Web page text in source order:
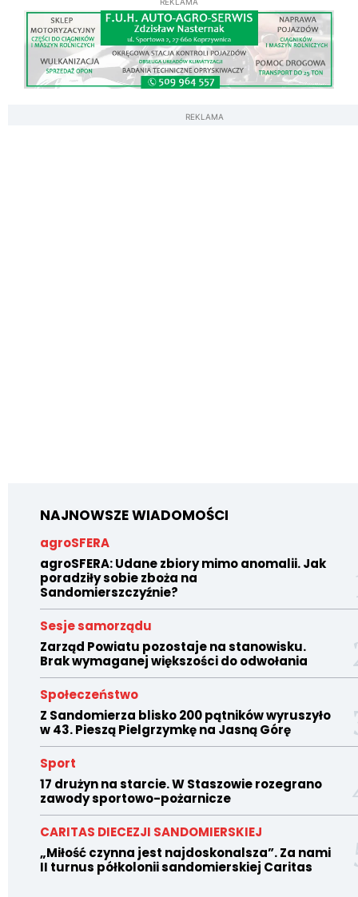
REKLAMA
NAJNOWSZE WIADOMOŚCI
agroSFERA
agroSFERA: Udane zbiory mimo anomalii. Jak
poradziły sobie zboża na
Sandomierszczyźnie?
Sesje samorządu
Zarząd Powiatu pozostaje na stanowisku.
Brak wymaganej większości do odwołania
Społeczeństwo
Z Sandomierza blisko 200 pątników wyruszyło
w 43. Pieszą Pielgrzymkę na Jasną Górę
Sport
17 drużyn na starcie. W Staszowie rozegrano
zawody sportowo-pożarnicze
CARITAS DIECEZJI SANDOMIERSKIEJ
„Miłość czynna jest najdoskonalsza”. Za nami
II turnus półkolonii sandomierskiej Caritas